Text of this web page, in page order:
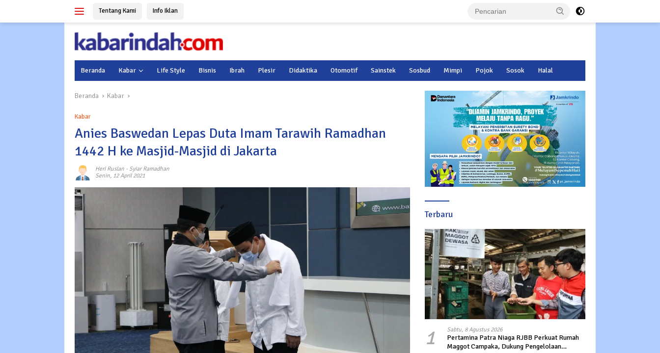
Tentang Kami Info Iklan
Beranda Kabar Life Style Bisnis Ibrah Plesir Didaktika Otomotif Sainstek Sosbud Mimpi Pojok Sosok Halal
Beranda Kabar
Kabar
Anies Baswedan Lepas Duta Imam Tarawih Ramadhan
1442 H ke Masjid-Masjid di Jakarta
Heri Ruslan - Syiar Ramadhan
Senin, 12 April 2021
Terbaru
1 Sabtu, 8 Agustus 2026
Pertamina Patra Niaga RJBB Perkuat Rumah
Maggot Campaka, Dukung Pengelolaan